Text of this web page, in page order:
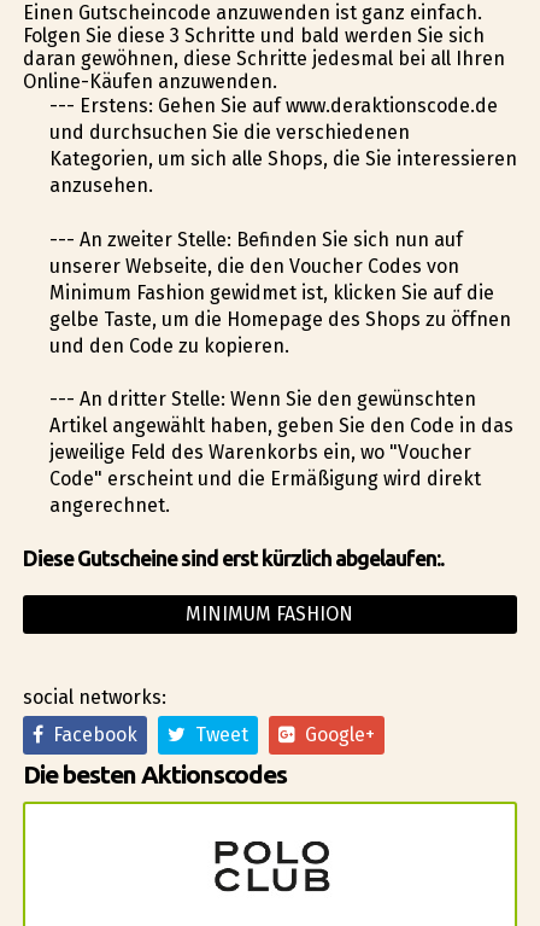
Einen Gutscheincode anzuwenden ist ganz einfach.
Folgen Sie diese 3 Schritte und bald werden Sie sich
daran gewöhnen, diese Schritte jedesmal bei all Ihren
Online-Käufen anzuwenden.
--- Erstens: Gehen Sie auf www.deraktionscode.de
und durchsuchen Sie die verschiedenen
Kategorien, um sich alle Shops, die Sie interessieren
anzusehen.
--- An zweiter Stelle: Befinden Sie sich nun auf
unserer Webseite, die den Voucher Codes von
Minimum Fashion gewidmet ist, klicken Sie auf die
gelbe Taste, um die Homepage des Shops zu öffnen
und den Code zu kopieren.
--- An dritter Stelle: Wenn Sie den gewünschten
Artikel angewählt haben, geben Sie den Code in das
jeweilige Feld des Warenkorbs ein, wo "Voucher
Code" erscheint und die Ermäßigung wird direkt
angerechnet.
Diese Gutscheine sind erst kürzlich abgelaufen:.
MINIMUM FASHION
social networks:
Facebook
Tweet Google+
Die besten Aktionscodes